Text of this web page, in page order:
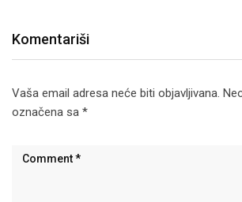
Komentariši
Vaša email adresa neće biti objavljivana.
označena sa *